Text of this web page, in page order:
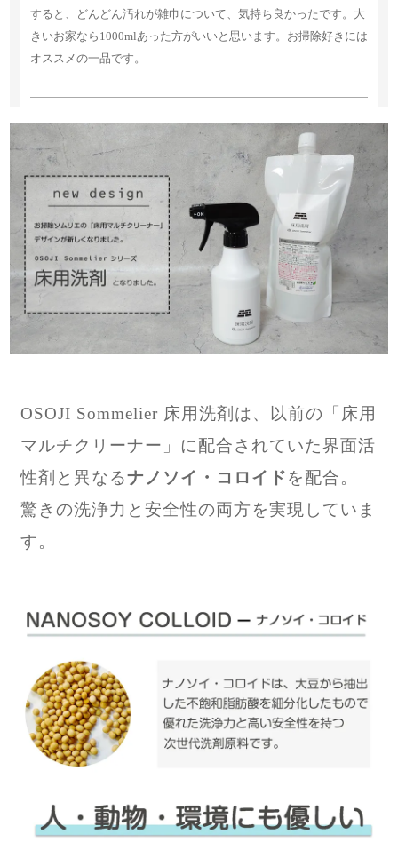
すると、どんどん汚れが雑巾について、気持ち良かったです。大
きいお家なら1000mlあった方がいいと思います。お掃除好きには
オススメの一品です。
コメント頂きありがとうございます。
お役に立てて嬉しい限りです。
今後共宜しくお願い致します。
すごい！
2015/07/04 22:05:18
キッチンのフローリングのくすみと歩いた時のペタペタが気にな
リ。その後は水ぶき＆から拭きで手軽に使えました。
面白いように汚れが落ちてさっぱり！裸足で歩いてもさらさらと
気持ちの良い床に変わりました。リビングもやりたいので次は濃
縮タイプで即リピします！
ショップからのコメント
うさうさ 2014/12/28 17:01:15
台所の油汚れが、見事におちました。凄い洗浄力ですね。
洗浄力は強いのでお掃除はしやすいですね。しっかり水拭きしてくだ
さい。ありがとうございます。
2015/06/10 08:01:35
OSOJI Sommelier 床用洗剤は、以前の「床用
マルチクリーナー」に配合されていた界面活
性剤と異なるナノソイ・コロイドを配合。
驚きの洗浄力と安全性の両方を実現していま
す。